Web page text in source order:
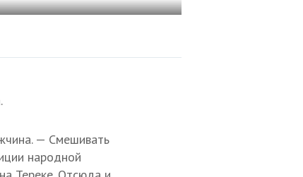
— Смешивать
народной